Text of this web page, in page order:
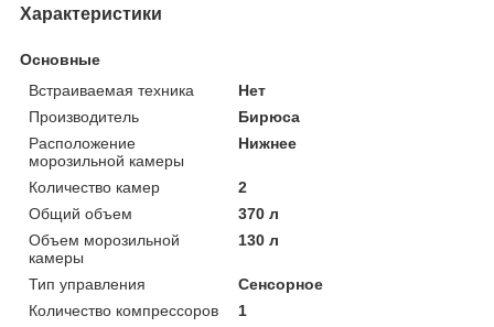
Характеристики
Основные
Встраиваемая техника
Нет
Производитель
Бирюса
Расположение
морозильной камеры
Нижнее
Количество камер
2
Общий объем
370 л
Объем морозильной
камеры
130 л
Тип управления
Сенсорное
Количество компрессоров
1